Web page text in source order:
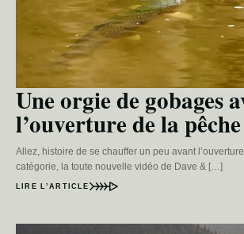
Une orgie de gobages
l’ouverture de la
Allez, histoire de se chauffer un peu avant
catégorie, la toute nouvelle vidéo de Dave & […]
LIRE L’ARTICLE